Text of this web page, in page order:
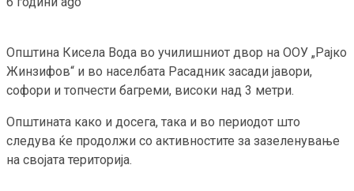
Општина Кисела Вода во училишниот двор на ООУ „Рајко
Жинзифов“ и во населбата Расадник засади јавори,
софори и топчести багреми, високи над 3 метри.
Општината како и досега, така и во периодот што
следува ќе продолжи со активностите за зазеленување
на својата територија.